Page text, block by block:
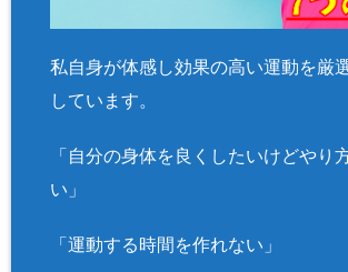
私自身が体感し効果の高い運動を厳
しています。
「自分の身体を良くしたいけどやり
い」
「運動する時間を作れない」